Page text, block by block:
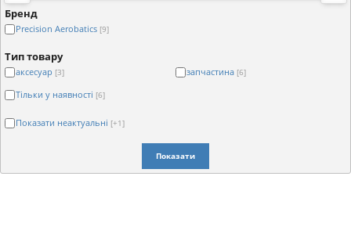
Бренд
Precision Aerobatics [9]
Тип товару
аксесуар [3] запчастина [6]
Тільки у наявності [6]
Показати неактуальні [+1]
Показати